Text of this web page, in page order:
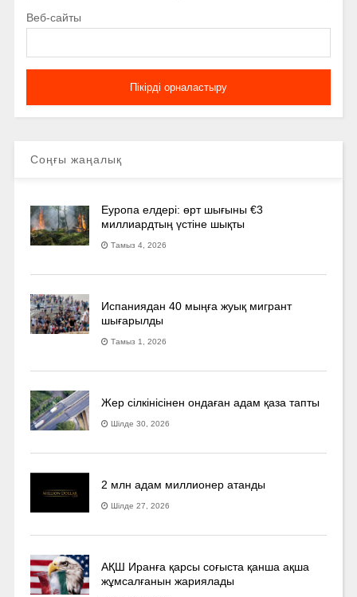
Веб-сайты
Соңғы жаңалық
Еуропа елдері: өрт шығыны €3
миллиардтың үстіне шықты
Тамыз 4, 2026
Испаниядан 40 мыңға жуық мигрант
шығарылды
Тамыз 1, 2026
Жер сілкінісінен ондаған адам қаза тапты
Шілде 30, 2026
2 млн адам миллионер атанды
Шілде 27, 2026
АҚШ Иранға қарсы соғыста қанша ақша
жұмсалғанын жариялады